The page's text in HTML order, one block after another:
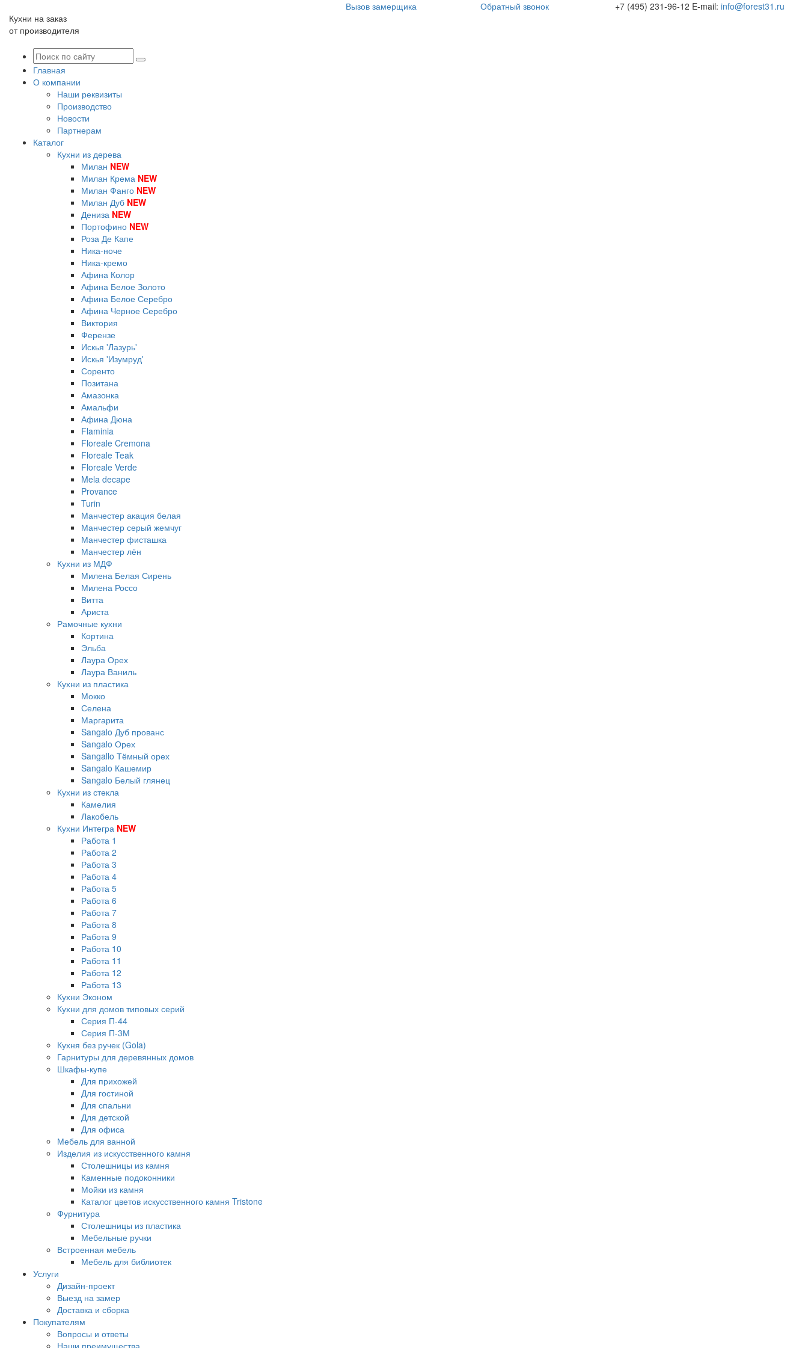
Кухни на заказ
от производителя
Вызов замерщика Обратный звонок +7 (495) 231-96-12 E-mail: info@forest31.ru
Главная
О компании
Наши реквизиты
Производство
Новости
Партнерам
Каталог
Кухни из дерева
Милан NEW
Милан Крема NEW
Милан Фанго NEW
Милан Дуб NEW
Дениза NEW
Портофино NEW
Роза Де Капе
Ника-ноче
Ника-кремо
Афина Колор
Афина Белое Золото
Афина Белое Серебро
Афина Черное Серебро
Виктория
Ферензе
Искья 'Лазурь'
Искья 'Изумруд'
Соренто
Позитана
Амазонка
Амальфи
Афина Дюна
Flaminia
Floreale Cremona
Floreale Teak
Floreale Verde
Mela decape
Provance
Turin
Манчестер акация белая
Манчестер серый жемчуг
Манчестер фисташка
Манчестер лён
Кухни из МДФ
Милена Белая Сирень
Милена Россо
Витта
Ариста
Рамочные кухни
Кортина
Эльба
Лаура Орех
Лаура Ваниль
Кухни из пластика
Мокко
Селена
Маргарита
Sangalo Дуб прованс
Sangalo Орех
Sangallo Тёмный орех
Sangalo Кашемир
Sangalo Белый глянец
Кухни из стекла
Камелия
Лакобель
Кухни Интегра NEW
Работа 1
Работа 2
Работа 3
Работа 4
Работа 5
Работа 6
Работа 7
Работа 8
Работа 9
Работа 10
Работа 11
Работа 12
Работа 13
Кухни Эконом
Кухни для домов типовых серий
Серия П-44
Серия П-3М
Кухня без ручек (Gola)
Гарнитуры для деревянных домов
Шкафы-купе
Для прихожей
Для гостиной
Для спальни
Для детской
Для офиса
Мебель для ванной
Изделия из искусственного камня
Столешницы из камня
Каменные подоконники
Мойки из камня
Каталог цветов искусственного камня Tristone
Фурнитура
Столешницы из пластика
Мебельные ручки
Встроенная мебель
Мебель для библиотек
Услуги
Дизайн-проект
Выезд на замер
Доставка и сборка
Покупателям
Вопросы и ответы
Наши преимущества